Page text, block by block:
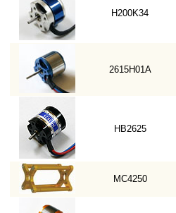
H200K34
2615H01A
HB2625
MC4250